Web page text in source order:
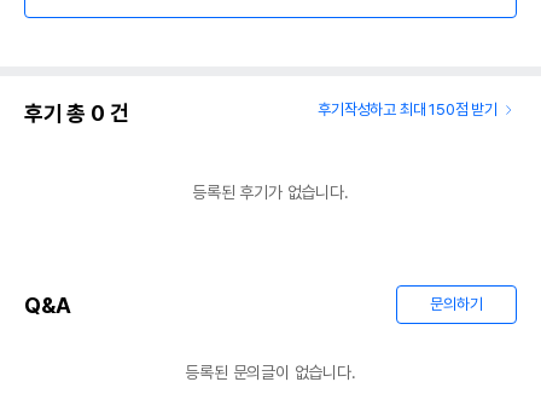
후기 총 0 건 후기작성하고 최대 150점 받기
등록된 후기가 없습니다.
Q&A 문의하기
등록된 문의글이 없습니다.